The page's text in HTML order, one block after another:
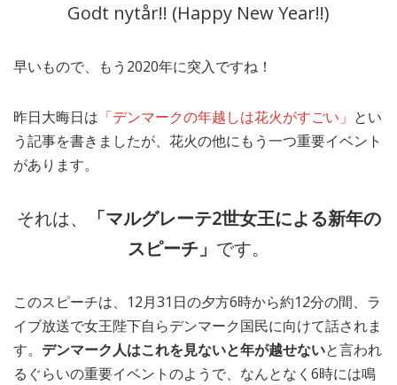
MEDIA– メディア掲載 TRAVEL– 旅行
EVERYDAY
ABOUT US- サイトについて
Godt nytår!! (Happy New Year!!)
早いもので、もう2020年に突入ですね！
昨日大晦日は 「デンマークの年越しは花火がすごい」 とい
う記事を書きましたが、花火の他にもう一つ重要イベント
があります。
それは、
「マルグレーテ2世女王による新年の
スピーチ」 です。
このスピーチは、12月31日の夕方6時から約12分の間、ラ
イブ放送で女王陛下自らデンマーク国民に向けて話されま
す。 デンマーク人はこれを見ないと年が越せないと言われ
るぐらいの重要イベントのようで、なんとなく6時には鳴